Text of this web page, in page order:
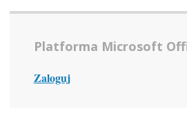
Platforma Microsoft
Zaloguj